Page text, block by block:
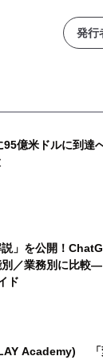
発行
95億米ドルに到達
」を公開！
／業務別に比較―
ド
Academy) 「